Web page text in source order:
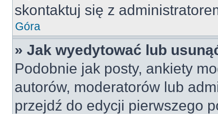
skontaktuj się z
Góra
» Jak wyedytować lub
Podobnie jak posty, ankiety
autorów, moderatorów lub
przejdź do edycji pierwszego